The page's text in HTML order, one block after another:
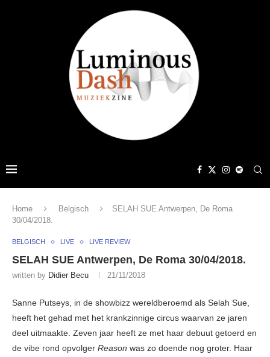
Home Belgisch
SELAH SUE Antwerpen, De Roma
30/04/2018.
BELGISCH LIVE LIVE REVIEW
SELAH SUE Antwerpen, De Roma 30/04/2018.
written by Didier Becu 21/11/2018
Sanne Putseys, in de showbizz wereldberoemd als Selah Sue,
heeft het gehad met het krankzinnige circus waarvan ze jaren
deel uitmaakte. Zeven jaar heeft ze met haar debuut getoerd en
de vibe rond opvolger Reason was zo doende nog groter. Haar